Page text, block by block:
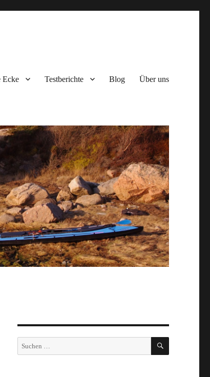
Ecke Testberichte Blog Über uns
Suche
nach:
SUCHEN